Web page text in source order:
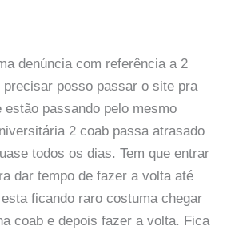
denúncia com referência a 2
precisar posso passar o site pra
passando pelo mesmo
2 coab passa atrasado
todos os dias. Tem que entrar
dar tempo de fazer a volta até
ficando raro costuma chegar
coab e depois fazer a volta. Fica